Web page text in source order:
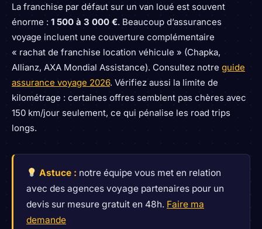
La franchise par défaut sur un van loué est souvent
énorme : 1 500 à 3 000 €. Beaucoup d’assurances
voyage incluent une couverture complémentaire
« rachat de franchise location véhicule » (Chapka,
Allianz, AXA Mondial Assistance). Consultez notre guide
assurance voyage 2026. Vérifiez aussi la limite de
kilométrage : certaines offres semblent pas chères avec
150 km/jour seulement, ce qui pénalise les road trips
longs.
Astuce : notre équipe vous met en relation
avec des agences voyage partenaires pour un
devis sur mesure gratuit en 48h. Faire ma
demande